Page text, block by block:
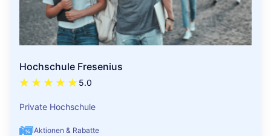
Hochschule Fresenius
5.0
Private Hochschule
Aktionen & Rabatte